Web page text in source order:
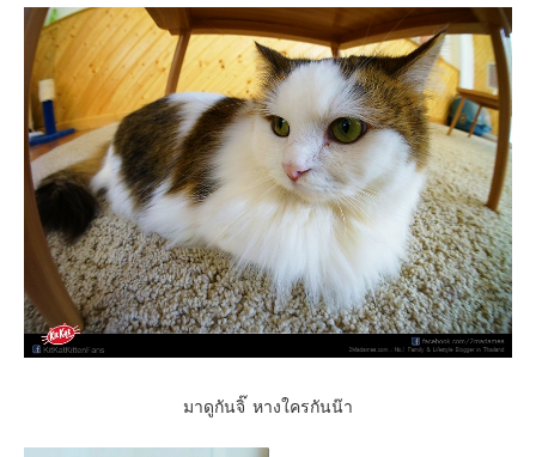
มาดูกันจิ๊ หางใครกันน๊า